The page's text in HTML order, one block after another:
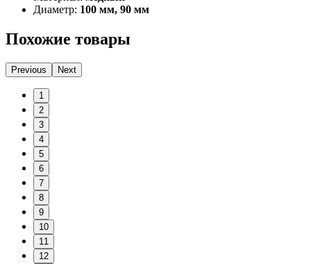
Диаметр: 100 мм, 90 мм
Похожие товары
Previous Next
1
2
3
4
5
6
7
8
9
10
11
12